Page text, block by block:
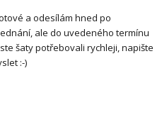
a odesílám hned po
ale do uvedeného termínu
šaty potřebovali rychleji, napište
:-)